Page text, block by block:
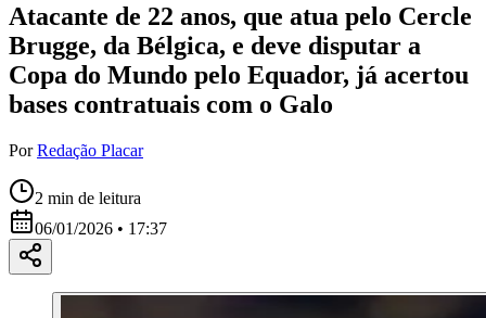
Atacante de 22 anos, que atua pelo Cercle
Brugge, da Bélgica, e deve disputar a
Copa do Mundo pelo Equador, já acertou
bases contratuais com o Galo
Por Redação Placar
2 min de leitura
06/01/2026 • 17:37